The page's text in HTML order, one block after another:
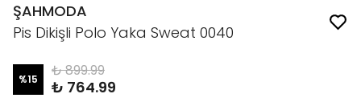
ŞAHMODA
Pis Dikişli Polo Yaka Sweat 0040
%15 ₺ 899.99
₺ 764.99